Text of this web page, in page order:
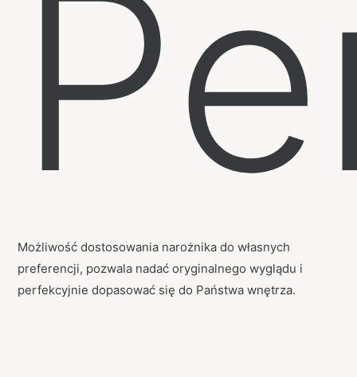
Możliwość dostosowania narożnika do własnych
preferencji, pozwala nadać oryginalnego wyglądu i
perfekcyjnie dopasować się do Państwa wnętrza.